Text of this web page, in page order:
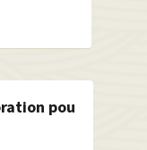
pou